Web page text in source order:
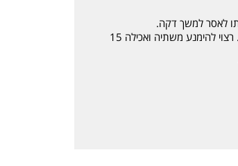
לילדים מתחת לגיל 12 יש להשתמש פעם ביום, מומלץ לפני השינה. רצוי להימנע משתיה ואכילה 15